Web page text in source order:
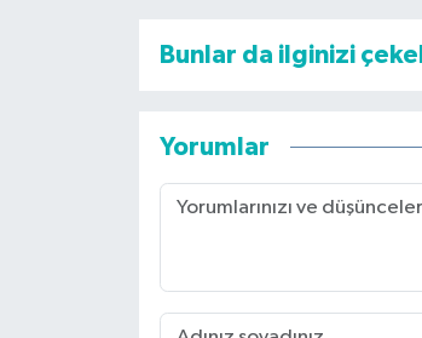
Bunlar da ilginizi
Yorumlar